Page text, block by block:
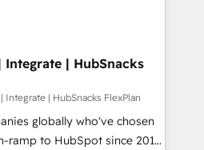
and more Experience
to see how AI + HubSpot
websites, custom modules,
campaigns, content and
With our bright
and can-do mentality, we
daily basis. So tell us
Integrate | HubSnacks
Integrate | HubSnacks FlexPlan
globally who've chosen
ramp to HubSpot since 2014